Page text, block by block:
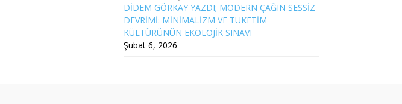
DİDEM GÖRKAY YAZDI; MODERN ÇAĞIN SESSİZ
DEVRİMİ: MİNİMALİZM VE TÜKETİM
KÜLTÜRÜNÜN EKOLOJİK SINAVI
Şubat 6, 2026